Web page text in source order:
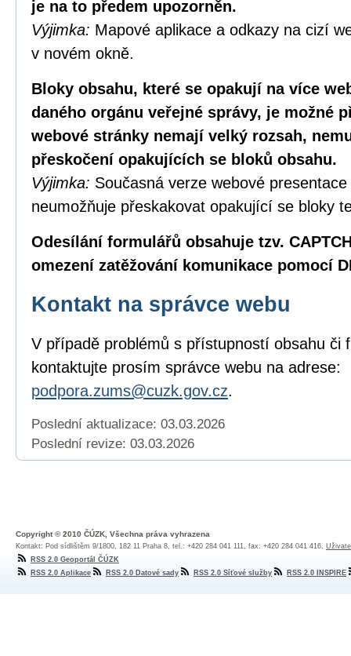
je na to předem upozorněn.
Výjimka: Mapové aplikace a odkazy na cizí
v novém okně.
Bloky obsahu, které se opakují na více
daného orgánu veřejné správy, je možné
webové stránky nemají velký rozsah,
přeskočení opakujících se bloků obsahu.
Výjimka: Současná verze webové
neumožňuje přeskakovat opakující se bloky
Odesílání formulářů obsahuje tzv.
omezení zatěžování komunikace pomocí
Kontakt na správce webu
V případě problémů s přístupností obsahu či
kontaktujte prosím správce webu na adrese:
podpora.zums@cuzk.gov.cz.
Poslední aktualizace: 03.03.2026
Poslední revize: 03.03.2026
Copyright © 2010 ČÚZK, Všechna práva vyhrazena
Kontakt: Pod sídlištěm 9/1800, 182 11 Praha 8, tel.: +420 284 041 111, fax: +420 284 041 416,
RSS 2.0 Geoportál ČÚZK
RSS 2.0 Aplikace
RSS 2.0 Datové sady RSS 2.0 Síťové služby RSS 2.0 INSPIRE